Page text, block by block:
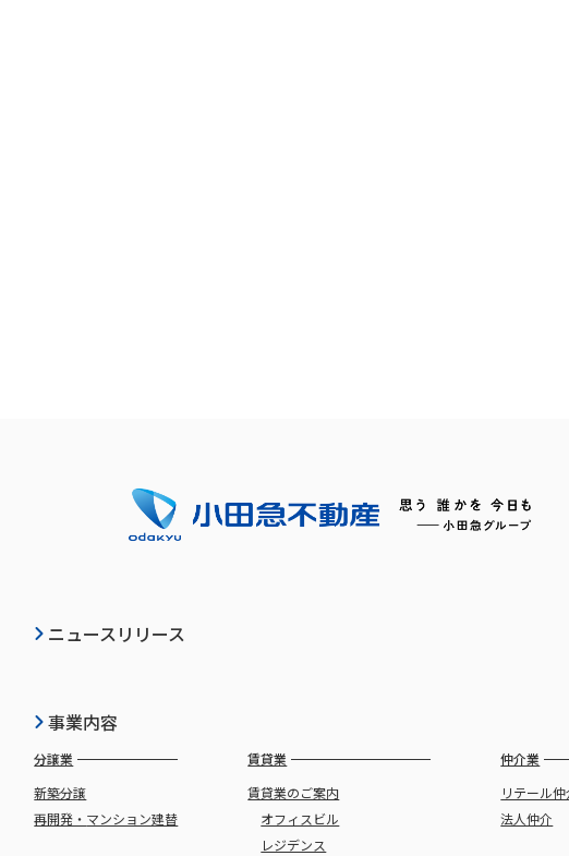
ニュースリリース
事業内容
分譲業
新築分譲
再開発・ マンション建替
賃貸業
賃貸業のご案内
オフィスビル
レジデンス
仲介業
リテール仲
法人仲介